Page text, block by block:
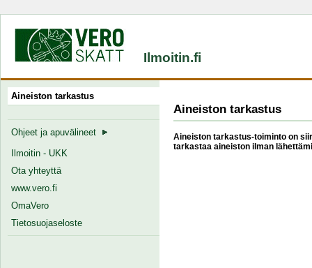
Ilmoitin.fi
Aineiston tarkastus
Ohjeet ja apuvälineet
Ilmoitin - UKK
Ota yhteyttä
www.vero.fi
OmaVero
Tietosuojaseloste
Aineiston tarkastus
Aineiston tarkastus-toiminto on
tarkastaa aineiston ilman